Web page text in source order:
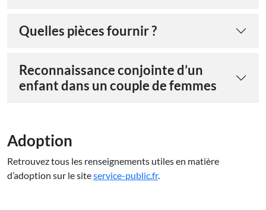
Quelles pièces fournir ?
Reconnaissance conjointe d’un
enfant dans un couple de femmes
Adoption
Retrouvez tous les renseignements utiles en matière
d’adoption sur le siteservice-public.fr.